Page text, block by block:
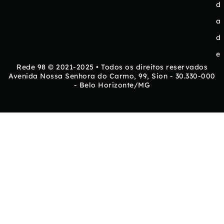
d
a
d
e
Rede 98 © 2021-2025 • Todos os direitos reservados
Avenida Nossa Senhora do Carmo, 99, Sion - 30.330-000
- Belo Horizonte/MG